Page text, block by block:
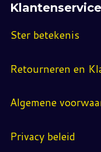
Klantenservice
Ster betekenis
Retourneren en
Algemene
Privacy beleid